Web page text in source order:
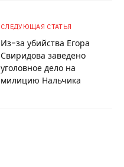
СЛЕДУЮЩАЯ СТАТЬЯ
Из-за убийства Егора
Свиридова заведено
уголовное дело на
милицию Нальчика